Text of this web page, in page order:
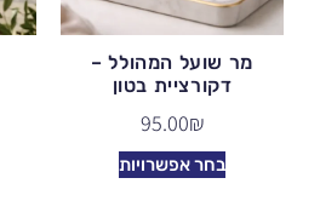
מר שועל המהולל –
דקורציית בטון
95.00₪
בחר אפשרויות